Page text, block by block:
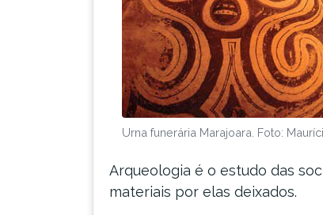
Urna funerária Marajoara. Foto:
Arqueologia é o estudo das
materiais por elas deixados.